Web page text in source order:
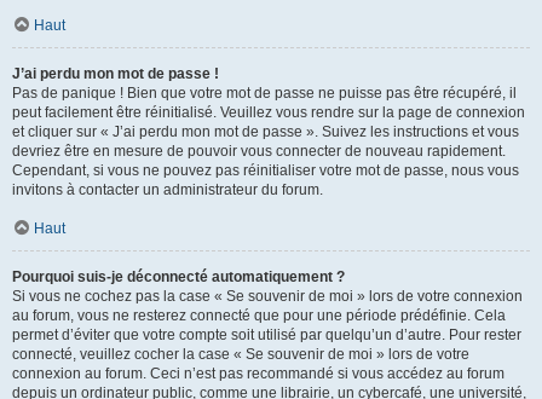
Haut
J’ai perdu mon mot de passe !
Pas de panique ! Bien que votre mot de passe ne puisse pas être récupéré, il
peut facilement être réinitialisé. Veuillez vous rendre sur la page de connexion
et cliquer sur « J’ai perdu mon mot de passe ». Suivez les instructions et vous
devriez être en mesure de pouvoir vous connecter de nouveau rapidement.
Cependant, si vous ne pouvez pas réinitialiser votre mot de passe, nous vous
invitons à contacter un administrateur du forum.
Haut
Pourquoi suis-je déconnecté automatiquement ?
Si vous ne cochez pas la case « Se souvenir de moi » lors de votre connexion
au forum, vous ne resterez connecté que pour une période prédéfinie. Cela
permet d’éviter que votre compte soit utilisé par quelqu’un d’autre. Pour rester
connecté, veuillez cocher la case « Se souvenir de moi » lors de votre
connexion au forum. Ceci n’est pas recommandé si vous accédez au forum
depuis un ordinateur public, comme une librairie, un cybercafé, une université,